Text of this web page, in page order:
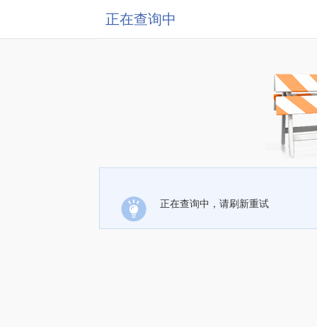
正在查询中
正在查询中，请刷新重试